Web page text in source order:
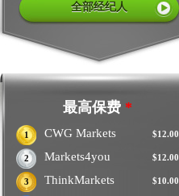
全部经纪人
最高保费 *
$12.00
1 CWG Markets
$12.00
2 Markets4you
$10.00
3 ThinkMarkets